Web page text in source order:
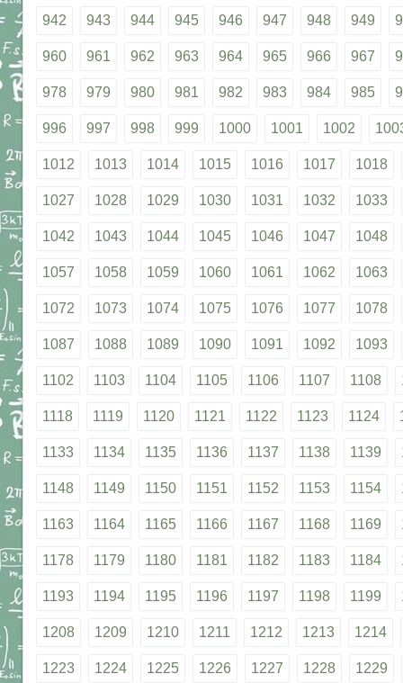
942 943 944 945 946 947 948 949
960 961 962 963 964 965 966 967
978 979 980 981 982 983 984 985
996 997 998 999 1000 1001 1002
1012 1013 1014 1015 1016 1017 1018
1027 1028 1029 1030 1031 1032 1033
1042 1043 1044 1045 1046 1047 1048
1057 1058 1059 1060 1061 1062 1063
1072 1073 1074 1075 1076 1077 1078
1087 1088 1089 1090 1091 1092 1093
1102 1103 1104 1105 1106 1107 1108
1118 1119 1120 1121 1122 1123 1124
1133 1134 1135 1136 1137 1138 1139
1148 1149 1150 1151 1152 1153 1154
1163 1164 1165 1166 1167 1168 1169
1178 1179 1180 1181 1182 1183 1184
1193 1194 1195 1196 1197 1198 1199
1208 1209 1210 1211 1212 1213 1214
1223 1224 1225 1226 1227 1228 1229